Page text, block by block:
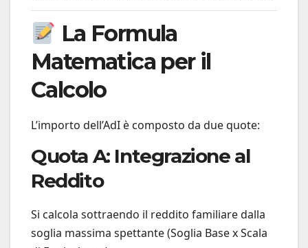
La Formula
Matematica per il
Calcolo
L’importo dell’AdI è composto da due quote:
Quota A: Integrazione al
Reddito
Si calcola sottraendo il reddito familiare dalla
soglia massima spettante (Soglia Base x Scala